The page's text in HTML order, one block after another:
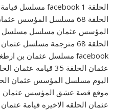
المؤسس عثمان مسلسل مسلسل